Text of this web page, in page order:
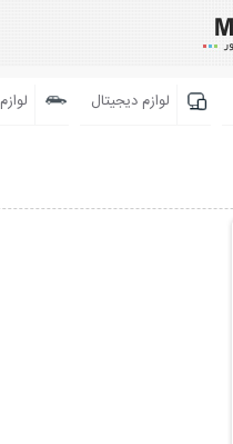
لوازم دیجیتال